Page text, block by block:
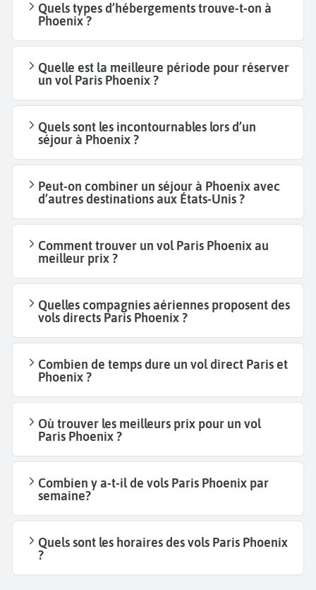
Quels types d’hébergements trouve-t-on à
Phoenix ?
Quelle est la meilleure période pour réserver
un vol Paris Phoenix ?
Quels sont les incontournables lors d’un
séjour à Phoenix ?
Peut-on combiner un séjour à Phoenix avec
d’autres destinations aux États-Unis ?
Comment trouver un vol Paris Phoenix au
meilleur prix ?
Quelles compagnies aériennes proposent des
vols directs Paris Phoenix ?
Combien de temps dure un vol direct Paris et
Phoenix ?
Où trouver les meilleurs prix pour un vol
Paris Phoenix ?
Combien y a-t-il de vols Paris Phoenix par
semaine?
Quels sont les horaires des vols Paris Phoenix
?